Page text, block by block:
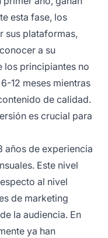
esta fase, los
sus plataformas,
a su
los principiantes no
12 meses mientras
de calidad.
es crucial para
años de experiencia
Este nivel
al nivel
de marketing
la audiencia. En
ya han